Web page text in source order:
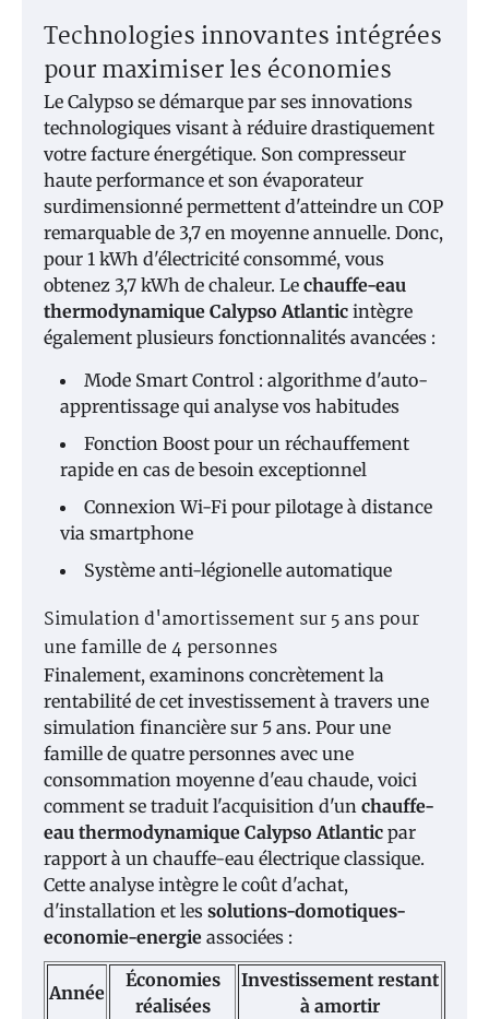
Technologies innovantes intégrées
pour maximiser les économies
Le Calypso se démarque par ses innovations
technologiques visant à réduire drastiquement
votre facture énergétique. Son compresseur
haute performance et son évaporateur
surdimensionné permettent d'atteindre un COP
remarquable de 3,7 en moyenne annuelle. Donc,
pour 1 kWh d'électricité consommé, vous
obtenez 3,7 kWh de chaleur. Le chauffe-eau
thermodynamique Calypso Atlantic intègre
également plusieurs fonctionnalités avancées :
Mode Smart Control : algorithme d'auto-
apprentissage qui analyse vos habitudes
Fonction Boost pour un réchauffement
rapide en cas de besoin exceptionnel
Connexion Wi-Fi pour pilotage à distance
via smartphone
Système anti-légionelle automatique
Simulation d'amortissement sur 5 ans pour
une famille de 4 personnes
Finalement, examinons concrètement la
rentabilité de cet investissement à travers une
simulation financière sur 5 ans. Pour une
famille de quatre personnes avec une
consommation moyenne d'eau chaude, voici
comment se traduit l'acquisition d'un chauffe-
eau thermodynamique Calypso Atlantic par
rapport à un chauffe-eau électrique classique.
Cette analyse intègre le coût d'achat,
d'installation et les solutions-domotiques-
economie-energie associées :
Année
Économies
réalisées
Investissement restant
à amortir